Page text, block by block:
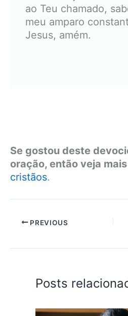
ao Teu chamado,
meu amparo
Jesus, amém.
Se gostou deste
oração, então veja mais
cristãos.
PREVIOUS
Posts